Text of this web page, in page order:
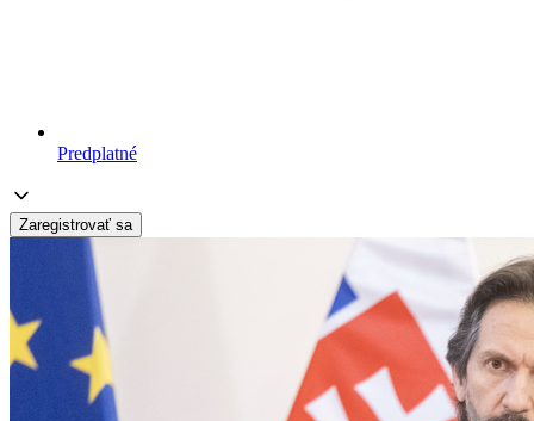
Predplatné
Zaregistrovať sa